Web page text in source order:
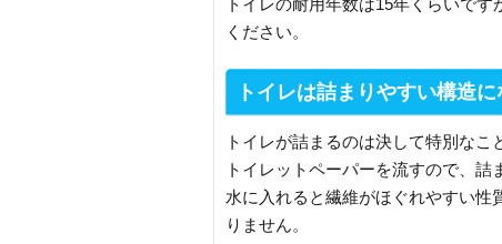
トイレの耐用年数は15年くらいで
ください。
トイレは詰まりやすい構造
トイレが詰まるのは決して特別なこ
トイレットペーパーを流すので、詰
水に入れると繊維がほぐれやすい性
りません。